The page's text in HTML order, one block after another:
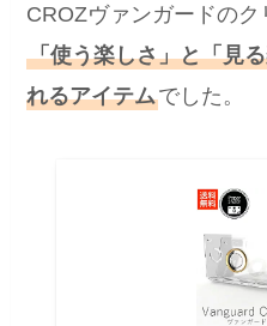
CROZヴァンガードのク
「使う楽しさ」と「見
れるアイテムでした。